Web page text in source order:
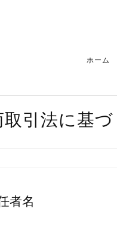
ホーム
取引法に基
者名